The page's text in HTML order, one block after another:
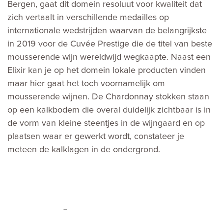
Bergen, gaat dit domein resoluut voor kwaliteit dat
zich vertaalt in verschillende medailles op
internationale wedstrijden waarvan de belangrijkste
in 2019 voor de Cuvée Prestige die de titel van beste
mousserende wijn wereldwijd wegkaapte. Naast een
Elixir kan je op het domein lokale producten vinden
maar hier gaat het toch voornamelijk om
mousserende wijnen. De Chardonnay stokken staan
op een kalkbodem die overal duidelijk zichtbaar is in
de vorm van kleine steentjes in de wijngaard en op
plaatsen waar er gewerkt wordt, constateer je
meteen de kalklagen in de ondergrond.